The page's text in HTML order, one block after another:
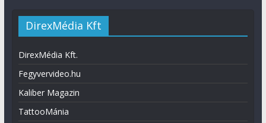
DirexMédia Kft
DirexMédia Kft.
Fegyvervideo.hu
Kaliber Magazin
TattooMánia